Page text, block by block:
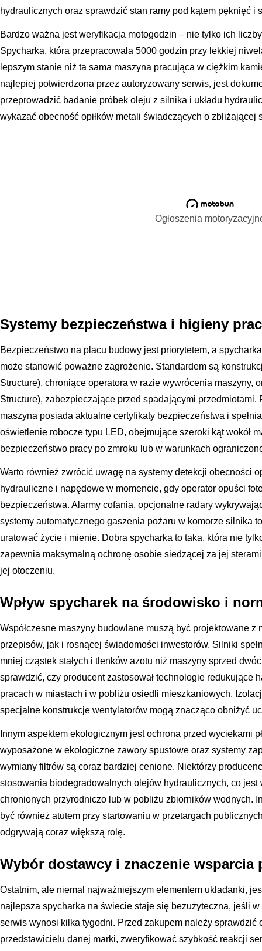
hydraulicznych oraz sprawdzić stan ramy pod kątem pęknięć i
Bardzo ważna jest weryfikacja motogodzin – nie tylko ich
Spycharka, która przepracowała 5000 godzin przy lekkiej
lepszym stanie niż ta sama maszyna pracująca w ciężkim
najlepiej potwierdzona przez autoryzowany serwis, jest
przeprowadzić badanie próbek oleju z silnika i układu
wykazać obecność opiłków metali świadczących o zbliżającej
Ogłoszenia
Systemy bezpieczeństwa i higieny
Bezpieczeństwo na placu budowy jest priorytetem, a
może stanowić poważne zagrożenie. Standardem są
Structure), chroniące operatora w razie wywrócenia maszyny,
Structure), zabezpieczające przed spadającymi
maszyna posiada aktualne certyfikaty bezpieczeństwa i
oświetlenie robocze typu LED, obejmujące szeroki kąt wokół
bezpieczeństwo pracy po zmroku lub w warunkach
Warto również zwrócić uwagę na systemy detekcji obecności
hydrauliczne i napędowe w momencie, gdy operator opuści
bezpieczeństwa. Alarmy cofania, opcjonalne radary
systemy automatycznego gaszenia pożaru w komorze silnika
uratować życie i mienie. Dobra spycharka to taka, która nie
zapewnia maksymalną ochronę osobie siedzącej za jej
jej otoczeniu.
Wpływ spycharek na środowisko i
Współczesne maszyny budowlane muszą być projektowane
przepisów, jak i rosnącej świadomości inwestorów. Silniki
mniej cząstek stałych i tlenków azotu niż maszyny sprzed
sprawdzić, czy producent zastosował technologie redukujące
pracach w miastach i w pobliżu osiedli mieszkaniowych.
specjalne konstrukcje wentylatorów mogą znacząco obniżyć
Innym aspektem ekologicznym jest ochrona przed wyciekami
wyposażone w ekologiczne zawory spustowe oraz systemy
wymiany filtrów są coraz bardziej cenione. Niektórzy
stosowania biodegradowalnych olejów hydraulicznych, co jest
chronionych przyrodniczo lub w pobliżu zbiorników wodnych.
być również atutem przy startowaniu w przetargach
odgrywają coraz większą rolę.
Wybór dostawcy i znaczenie wsparcia
Ostatnim, ale niemal najważniejszym elementem układanki,
najlepsza spycharka na świecie staje się bezużyteczna, jeśli
serwis wynosi kilka tygodni. Przed zakupem należy sprawdzić
przedstawicielu danej marki, zweryfikować szybkość reakcji